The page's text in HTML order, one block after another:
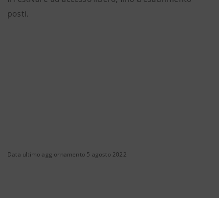
posti.
Data ultimo aggiornamento 5 agosto 2022